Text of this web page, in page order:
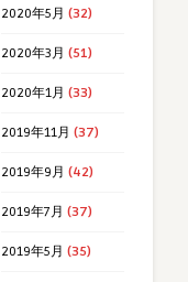
2020年5月 (32)
2020年3月 (51)
2020年1月 (33)
2019年11月 (37)
2019年9月 (42)
2019年7月 (37)
2019年5月 (35)